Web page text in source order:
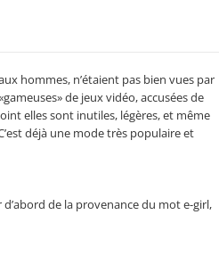
hommes, n’étaient pas bien vues par
de jeux vidéo, accusées de
elles sont inutiles, légères, et même
déjà une mode très populaire et
de la provenance du mot e-girl,